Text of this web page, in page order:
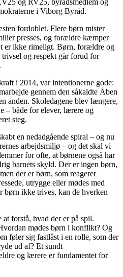
og RV25, byrådsmedlem og
i Viborg Byråd.
fordoblet. Flere børn mister
presses, og forældre kæmper
er ikke rimeligt. Børn, forældre og
og respekt går forud for
i 2014, var intentionerne gode:
gennem den såkaldte Åben
anden. Skoledagene blev længere,
– både for elever, lærere og
steg.
en nedadgående spiral – og nu
arbejdsmiljø – og det skal vi
for ofte, at børnene også har
barnets skyld. Der er ingen børn,
der er børn, som reagerer
utrygge eller mødes med
børn ikke trives, kan de hverken
forstå, hvad der er på spil.
mødes børn i konflikt? Og
føler sig fastlåst i en rolle, som der
ud af? Et sundt
og lærere er fundamentet for